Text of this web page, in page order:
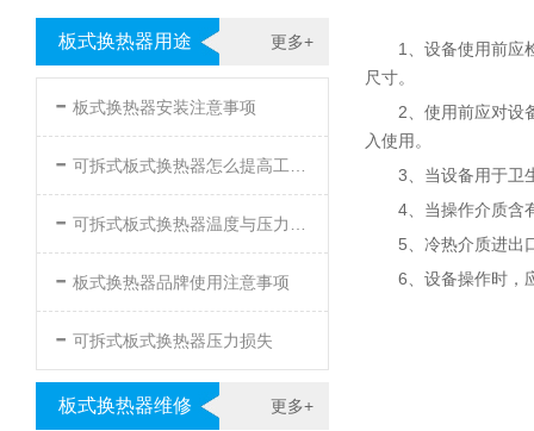
更多+
板式换热器用途
- 板式换热器安装注意事项
- 可拆式板式换热器怎么提高工作效率
- 可拆式板式换热器温度与压力的要求
- 板式换热器品牌使用注意事项
- 可拆式板式换热器压力损失
更多+
板式换热器维修
1、设备使用前应
尺寸。
2、使用前应对设
入使用。
3、当设备用于卫
4、当操作介质含
5、冷热介质进出
6、设备操作时，